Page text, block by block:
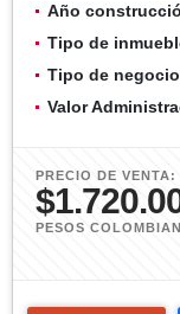
Año
Tipo de
Tipo de
Valor
PRECIO DE VENTA:
PESOS